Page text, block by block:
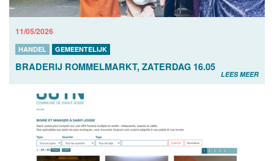
11/05/2026
HANDEL GEMEENTELIJK
BRADERIJ ROMMELMARKT, ZATERDAG 16.05
LEES MEER